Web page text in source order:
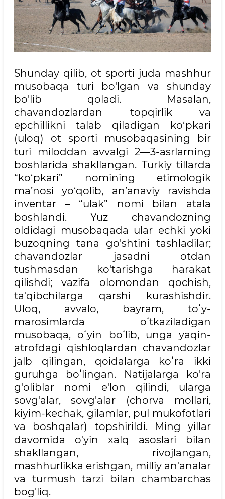
Shunday qilib, ot sporti juda mashhur
musobaqa turi bo'lgan va shunday
bo'lib qoladi. Masalan,
chavandozlardan topqirlik va
epchillikni talab qiladigan ko‘pkari
(uloq) ot sporti musobaqasining bir
turi miloddan avvalgi 2—3-asrlarning
boshlarida shakllangan. Turkiy tillarda
“ko‘pkari” nomining etimologik
ma’nosi yo‘qolib, an’anaviy ravishda
inventar – “ulak” nomi bilan atala
boshlandi. Yuz chavandozning
oldidagi musobaqada ular echki yoki
buzoqning tana go'shtini tashladilar;
chavandozlar jasadni otdan
tushmasdan ko'tarishga harakat
qilishdi; vazifa olomondan qochish,
ta'qibchilarga qarshi kurashishdir.
Uloq, avvalo, bayram, toʻy-
marosimlarda oʻtkaziladigan
musobaqa, oʻyin boʻlib, unga yaqin-
atrofdagi qishloqlardan chavandozlar
jalb qilingan, qoidalarga koʻra ikki
guruhga boʻlingan. Natijalarga ko'ra
g'oliblar nomi e'lon qilindi, ularga
sovg'alar, sovg'alar (chorva mollari,
kiyim-kechak, gilamlar, pul mukofotlari
va boshqalar) topshirildi. Ming yillar
davomida o'yin xalq asoslari bilan
shakllangan, rivojlangan,
mashhurlikka erishgan, milliy an'analar
va turmush tarzi bilan chambarchas
bog'liq.